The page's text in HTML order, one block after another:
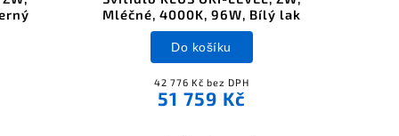
Mléčné, 4000K, 96W, Bílý lak
42 776 Kč bez DPH
51 759 Kč
Do košíku